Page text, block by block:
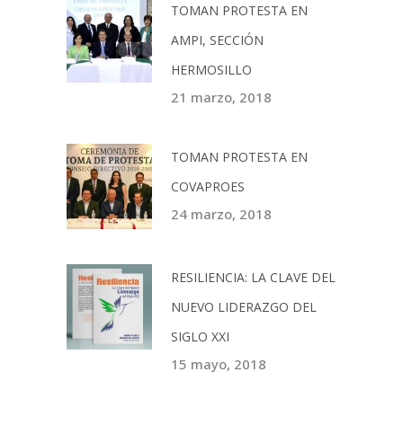
TOMAN PROTESTA EN
AMPI, SECCIÓN
HERMOSILLO
21 marzo, 2018
TOMAN PROTESTA EN
COVAPROES
24 marzo, 2018
RESILIENCIA: LA CLAVE DEL
NUEVO LIDERAZGO DEL
SIGLO XXI
15 mayo, 2018